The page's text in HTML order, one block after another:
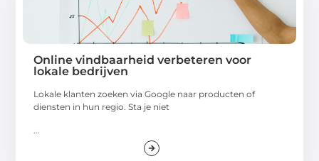
Online vindbaarheid verbeteren voor
lokale bedrijven
Lokale klanten zoeken via Google naar producten of
diensten in hun regio. Sta je niet